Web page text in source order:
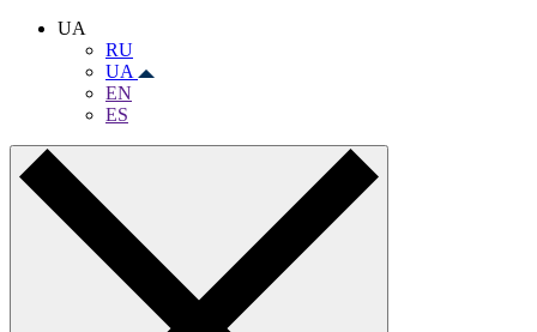
UA
RU
UA
EN
ES